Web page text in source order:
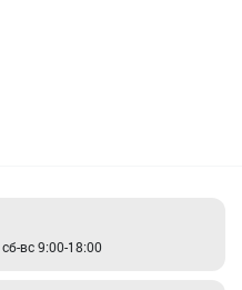
вс 9:00-18:00